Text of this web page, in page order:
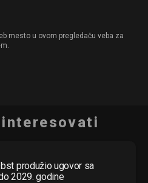
mesto u ovom pregledaču veba za
produžio ugovor sa
2029. godine